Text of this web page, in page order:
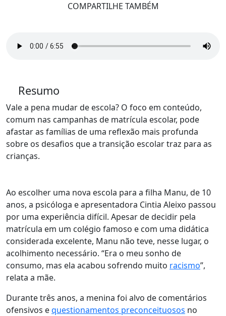
COMPARTILHE TAMBÉM
Resumo
Vale a pena mudar de escola? O foco em conteúdo,
comum nas campanhas de matrícula escolar, pode
afastar as famílias de uma reflexão mais profunda
sobre os desafios que a transição escolar traz para as
crianças.
Ao escolher uma nova escola para a filha Manu, de 10
anos, a psicóloga e apresentadora Cintia Aleixo passou
por uma experiência difícil. Apesar de decidir pela
matrícula em um colégio famoso e com uma didática
considerada excelente, Manu não teve, nesse lugar, o
acolhimento necessário. “Era o meu sonho de
consumo, mas ela acabou sofrendo muito racismo”,
relata a mãe.
Durante três anos, a menina foi alvo de comentários
ofensivos equestionamentos preconceituosos no